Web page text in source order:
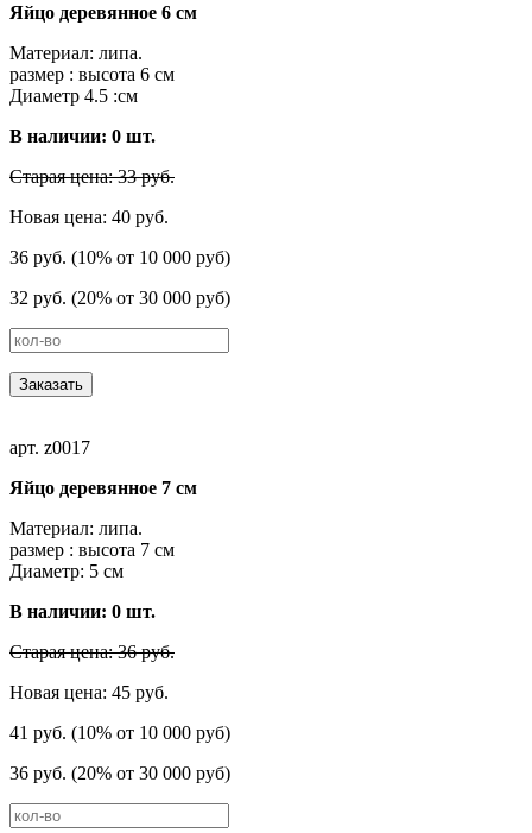
Яйцо деревянное 6 см
Материал: липа.
размер : высота 6 cм
Диаметр 4.5 :см
В наличии: 0 шт.
Старая цена: 33 руб.
Новая цена: 40 руб.
36 руб. (10% от 10 000 руб)
32 руб. (20% от 30 000 руб)
Заказать
арт. z0017
Яйцо деревянное 7 см
Материал: липа.
размер : высота 7 cм
Диаметр: 5 см
В наличии: 0 шт.
Старая цена: 36 руб.
Новая цена: 45 руб.
41 руб. (10% от 10 000 руб)
36 руб. (20% от 30 000 руб)